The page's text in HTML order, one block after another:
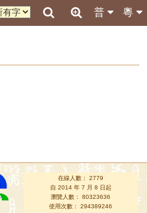
粵
普
在線人數： 2779
自 2014 年 7 月 8 日起
瀏覽人數： 80323636
使用次數： 294389246